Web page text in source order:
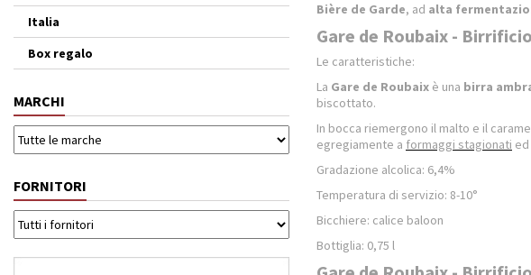
Italia
Box regalo
MARCHI
FORNITORI
Bière de Garde, ad alta
Gare de Roubaix -
Le caratteristiche:
La Gare de Roubaix è una birra
biscottato.
In bocca riemergono il malto e il
egregiamente a formaggi stagionati ed
Gradazione alcolica: 6,4%
Temperatura di servizio: 8-10°
Bicchiere: calice baloon
Bottiglia: 0,75 l